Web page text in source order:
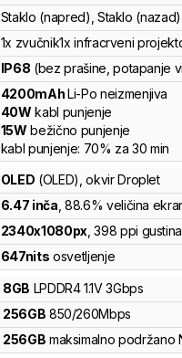
Staklo (napred), Staklo
1x zvučnik1x infracrveni
IP68 (bez prašine, potapanje
4200mAhLi-Po neizmenjiva
40W kabl punjenje
15W bežično punjenje
kabl punjenje: 70% za 30 min
OLED (OLED) , okvir Droplet
6.47 inča , 88.6% veličina
2340x1080px ,398 ppi gustina
647nits osvetljenje
8GB LPDDR4 1.1V 3Gbps
256GB 850/260Mbps
256GB maksimalno podržano